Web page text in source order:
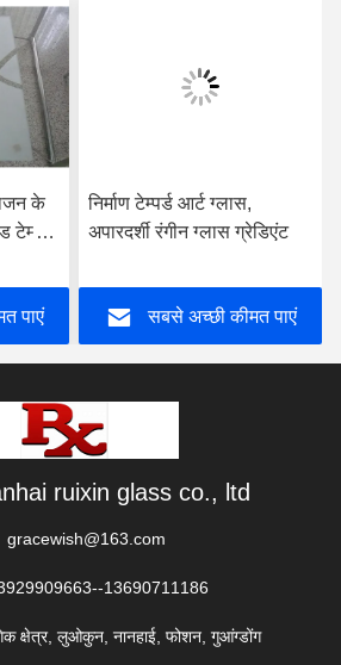
के
टेम्पर्ड
पाएं
निर्माण टेम्पर्ड आर्ट ग्लास,
अपारदर्शी रंगीन ग्लास ग्रेडिएंट
सबसे अच्छी कीमत पाएं
ruixin glass co., ltd
gracewish@163.com
13690711186
क्षेत्र, लुओकुन, नानहाई, फोशन, गुआंग्डोंग